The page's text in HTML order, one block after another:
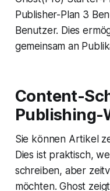
Publisher-Plan 3
Benutzer. Dies
gemeinsam an
Content-
Publishing-
Sie können Artikel
Dies ist praktisch,
schreiben, aber
möchten. Ghost